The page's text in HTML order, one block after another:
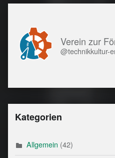
Kategorien
Allgemein (42)